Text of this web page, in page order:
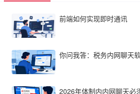
前端如何实现即时通讯